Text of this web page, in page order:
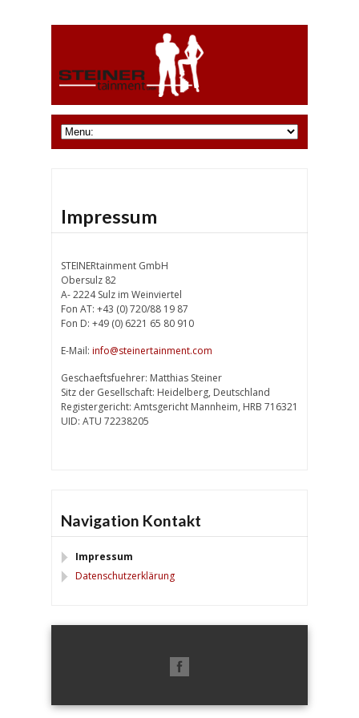
Impressum
STEINERtainment GmbH
Obersulz 82
A- 2224 Sulz im Weinviertel
Fon AT: +43 (0) 720/88 19 87
Fon D: +49 (0) 6221 65 80 910
E-Mail: info@steinertainment.com
Geschaeftsfuehrer: Matthias Steiner
Sitz der Gesellschaft: Heidelberg, Deutschland
Registergericht: Amtsgericht Mannheim, HRB 716321
UID: ATU 72238205
Navigation Kontakt
Impressum
Datenschutzerklärung